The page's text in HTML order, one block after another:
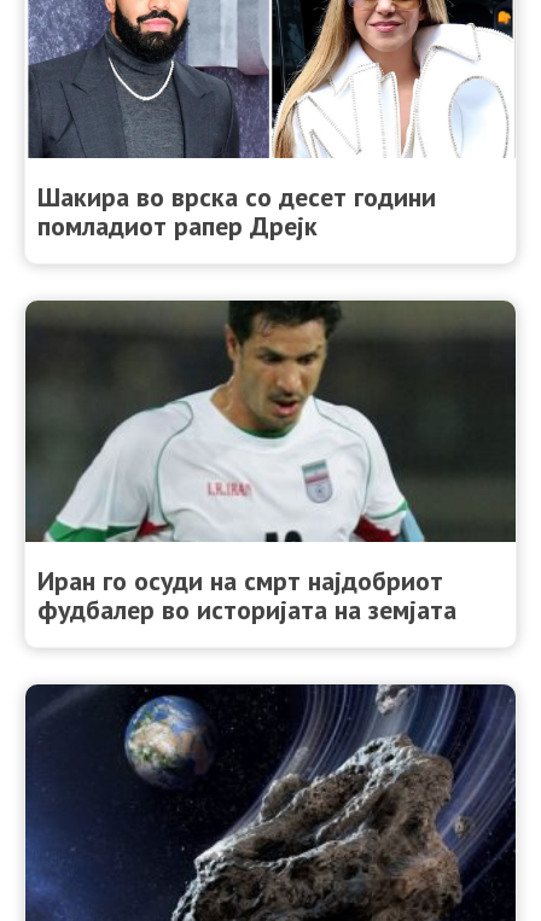
Шакира во врска со десет години
помладиот рапер Дрејк
Иран го осуди на смрт најдобриот
фудбалер во историјата на земјата